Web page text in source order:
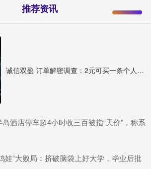
推荐资讯
诚信双盈 订单解密调查：2元可买一条个人信息，是谁在解密你的订单？
酒店停车超4小时收三百被指“天价”，称系
娃”大败局：挤破脑袋上好大学，毕业后批